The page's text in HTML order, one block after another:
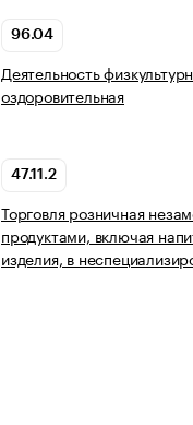
96.04
Деятельность
оздоровительная
47.11.2
Торговля розничная
продуктами, включая
изделия, в